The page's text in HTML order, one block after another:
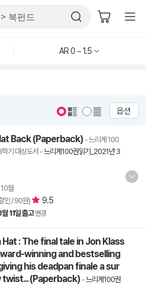
AR 0 ~ 1.5
옵션
Back (Paperback)- 느리게 100
기 대상도서 -느리게100권읽기_2021년 3
월
인 / 90원) 9.5
11일 출고 변경
Hat : The final tale in Jon Klass
winning and bestselling
his deadpan finale a sur
(Paperback) -느리게100권